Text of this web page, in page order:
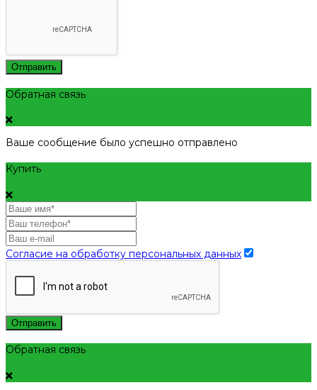
Отправить
Обратная связь
Ваше сообщение было успешно отправлено
Купить
Согласие на обработку персональных данных
Отправить
Обратная связь